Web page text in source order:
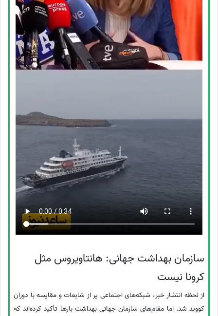
سازمان بهداشت جهانی: هانتاویروس مثل
کرونا نیست
از لحظه انتشار خبر، شبکه‌های اجتماعی پر از شایعات و مقایسه با دوران
کووید شد. اما مقام‌های سازمان جهانی بهداشت بارها تأکید کرده‌اند که